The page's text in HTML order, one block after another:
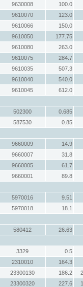
9630008
100.0
9610070
123.0
9610066
150.0
9610050
177.75
9610080
263.0
9610075
284.7
9610035
507.3
9610040
540.0
9610045
612.0
502300
0.685
587530
0.85
9660009
14.9
9660007
31.8
9660005
61.7
9660001
89.8
5970016
9.51
5970018
18.1
580412
26.63
3329
0.5
2310010
164.3
23300130 186.2
23300320 227.6